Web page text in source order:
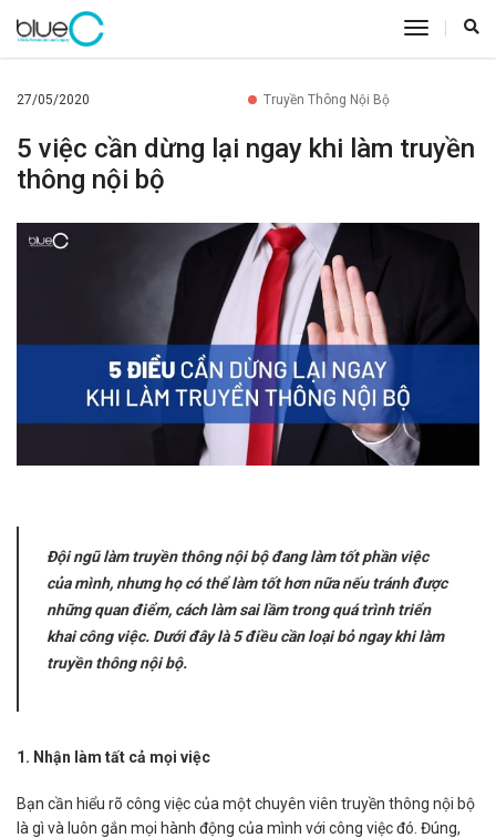
toggle
27/05/2020 Truyền Thông Nội Bộ
5 việc cần dừng lại ngay khi làm truyền
thông nội bộ
Đội ngũ làm truyền thông nội bộ đang làm tốt phần việc
của mình, nhưng họ có thể làm tốt hơn nữa nếu tránh được
những quan điểm, cách làm sai lầm trong quá trình triển
khai công việc. Dưới đây là 5 điều cần loại bỏ ngay khi làm
truyền thông nội bộ.
1. Nhận làm tất cả mọi việc
Bạn cần hiểu rõ công việc của một chuyên viên truyền thông nội bộ
là gì và luôn gắn mọi hành động của mình với công việc đó. Đúng,